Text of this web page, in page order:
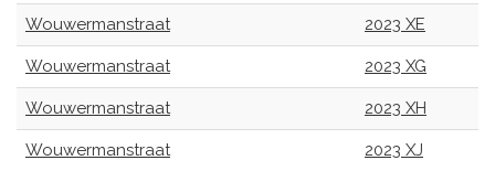
Wouwermanstraat 2023 XE
Wouwermanstraat 2023 XG
Wouwermanstraat 2023 XH
Wouwermanstraat 2023 XJ